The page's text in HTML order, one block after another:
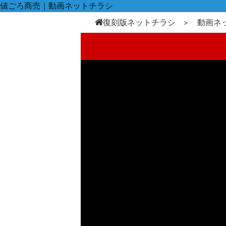
値ごろ商売｜動画ネットチラシ
復刻版ネットチラシ
動画ネ